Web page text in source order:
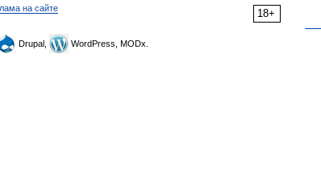
18+
на сайте
Drupal, WordPress, MODx.